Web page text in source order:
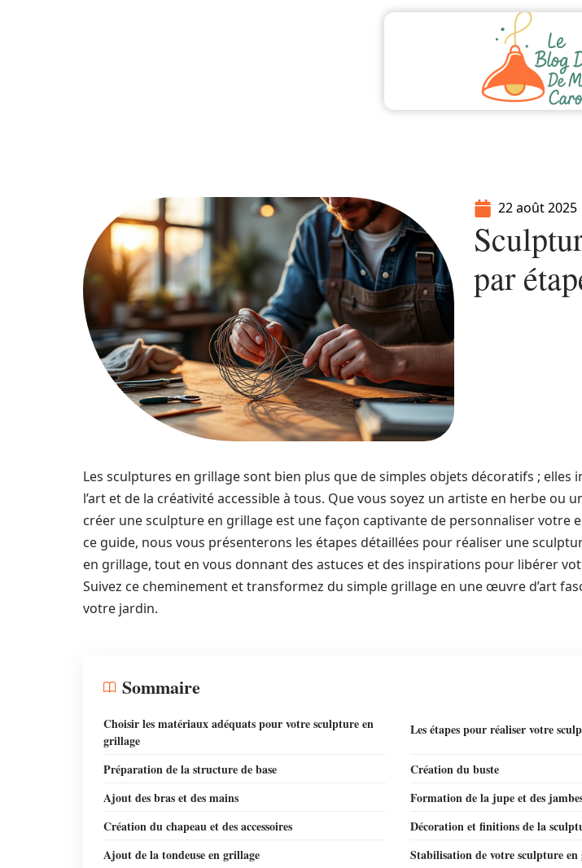
22 août 2025
par
Les sculptures en grillage sont bien plus que de simples objets décoratifs ; elles
l’art et de la créativité accessible à tous. Que vous soyez un artiste en herbe ou
créer une sculpture en grillage est une façon captivante de personnaliser votre
ce guide, nous vous présenterons les étapes détaillées pour réaliser une
en grillage, tout en vous donnant des astuces et des inspirations pour libérer
Suivez ce cheminement et transformez du simple grillage en une œuvre d’art
votre jardin.
Sommaire
Choisir les matériaux adéquats pour votre sculpture en
grillage
Les étapes pour réaliser votre
Préparation de la structure de base
Création du buste
Ajout des bras et des mains
Formation de la jupe et des
Création du chapeau et des accessoires
Décoration et finitions de la
Ajout de la tondeuse en grillage
Stabilisation de votre sculpture